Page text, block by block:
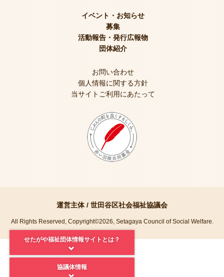
イベント・お知らせ
募集
活動報告・発行広報物
団体紹介
お問い合わせ
個人情報に関する方針
当サイトご利用にあたって
運営主体 / 世田谷区社会福祉協議会
All Rights Reserved, Copyright©2026, Setagaya Council of Social Welfare.
せたがや福祉団体情報サイトとは？
協議体情報